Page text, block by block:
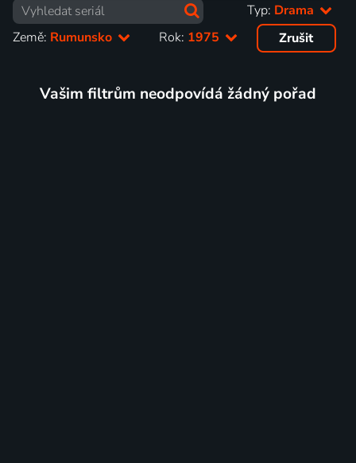
Typ: Drama
Země: Rumunsko Rok: 1975 Zrušit
Vašim filtrům neodpovídá žádný pořad